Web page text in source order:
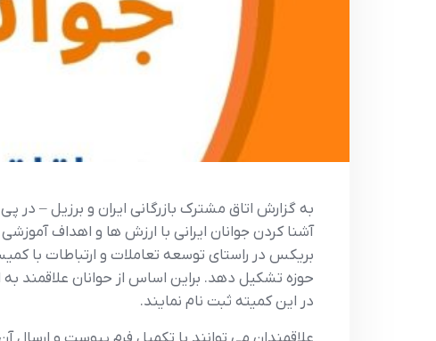
به گزارش اتاق مشترک بازرگانی ایران و برزیل – در
آشنا کردن جوانان ایرانی با ارزش ها و اهداف
بریکس در راستای توسعه تعاملات و ارتباطات با
حوزه تشکیل دهد. براین اساس از حوانان علاقمند
در این کمیته ثبت نام نمایند.